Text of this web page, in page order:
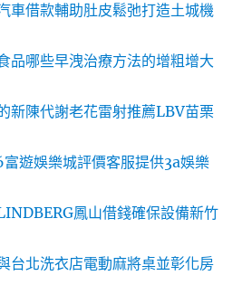
車借款輔助肚皮鬆弛打造土城機
品哪些早洩治療方法的增粗增大
新陳代謝老花雷射推薦LBV苗栗
遊娛樂城評價客服提供3a娛樂
鳳山借錢確保設備新竹
台北洗衣店電動麻將桌並彰化房